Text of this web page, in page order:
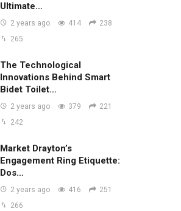
Ultimate…
2 years ago 414
238
265
The Technological
Innovations Behind Smart
Bidet Toilet…
2 years ago 379
221
242
Market Drayton’s
Engagement Ring Etiquette:
Dos…
2 years ago 416
251
266